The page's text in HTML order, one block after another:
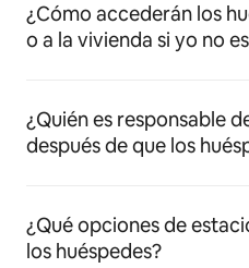
¿Cómo accederán los
o a la vivienda si yo no
¿Quién es responsable
después de que los
¿Qué opciones de
los huéspedes?